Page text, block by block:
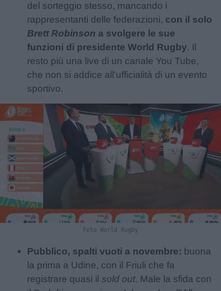
del sorteggio stesso, mancando i
rappresentanti delle federazioni, con il solo
Brett Robinson a svolgere le sue
funzioni di presidente World Rugby. Il
resto più una live di un canale You Tube,
che non si addice all'ufficialità di un evento
sportivo.
Foto World Rugby
Pubblico, spalti vuoti a novembre: buona
la prima a Udine, con il Friuli che fa
registrare quasi il sold out. Male la sfida con